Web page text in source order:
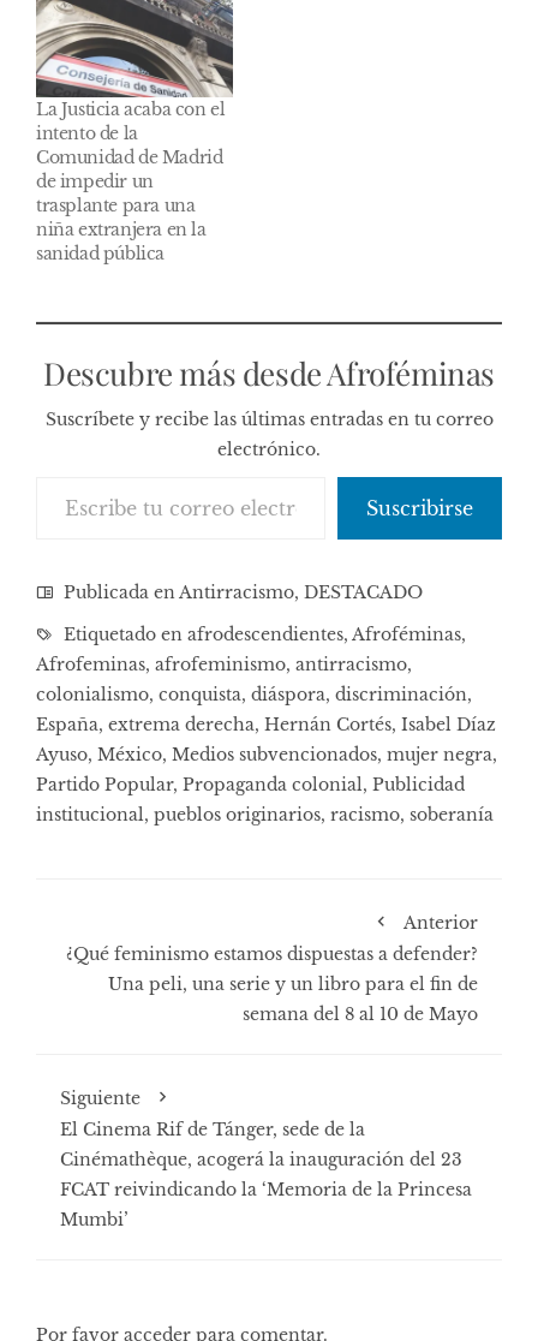
La Justicia acaba con el
intento de la
Comunidad de Madrid
de impedir un
trasplante para una
niña extranjera en la
sanidad pública
Descubre más desde Afroféminas
Suscríbete y recibe las últimas entradas en tu correo
electrónico.
Suscribirse
Publicada enAntirracismo, DESTACADO
Etiquetado en afrodescendientes, Afroféminas,
Afrofeminas, afrofeminismo, antirracismo,
colonialismo, conquista, diáspora, discriminación,
España, extrema derecha, Hernán Cortés, Isabel Díaz
Ayuso, México, Medios subvencionados, mujer negra,
Partido Popular, Propaganda colonial, Publicidad
institucional, pueblos originarios, racismo, soberanía
Anterior
¿Qué feminismo estamos dispuestas a defender?
Una peli, una serie y un libro para el fin de
semana del 8 al 10 de Mayo
Siguiente
El Cinema Rif de Tánger, sede de la
Cinémathèque, acogerá la inauguración del 23
FCAT reivindicando la ‘Memoria de la Princesa
Mumbi’
Por favor acceder para comentar.